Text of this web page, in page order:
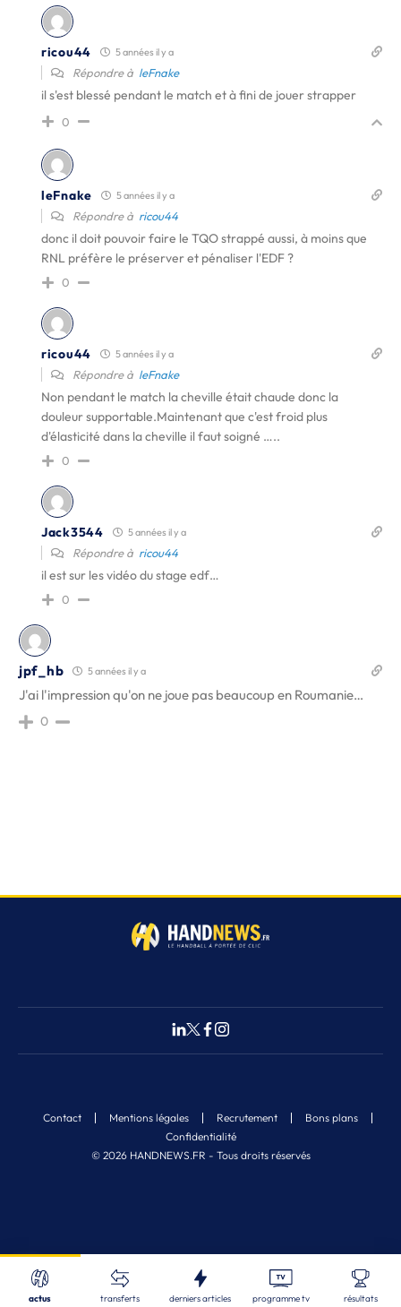
Recherche
Fermer
ricou44 5 années il y a
Répondre à leFnake
il s'est blessé pendant le match et à fini de jouer strapper
0
leFnake 5 années il y a
Répondre à ricou44
donc il doit pouvoir faire le TQO strappé aussi, à moins que
RNL préfère le préserver et pénaliser l'EDF ?
0
ricou44 5 années il y a
Répondre à leFnake
Non pendant le match la cheville était chaude donc la
douleur supportable.Maintenant que c'est froid plus
d'élasticité dans la cheville il faut soigné …..
0
Jack3544 5 années il y a
Répondre à ricou44
il est sur les vidéo du stage edf…
0
jpf_hb 5 années il y a
J'ai l'impression qu'on ne joue pas beaucoup en Roumanie…
0
© 2026 HANDNEWS.FR - Tous droits réservés
Contact Mentions légales Recrutement
Bons plans
Confidentialité
actus transferts derniers articles programme tv résultats
Nos derniers articles
11